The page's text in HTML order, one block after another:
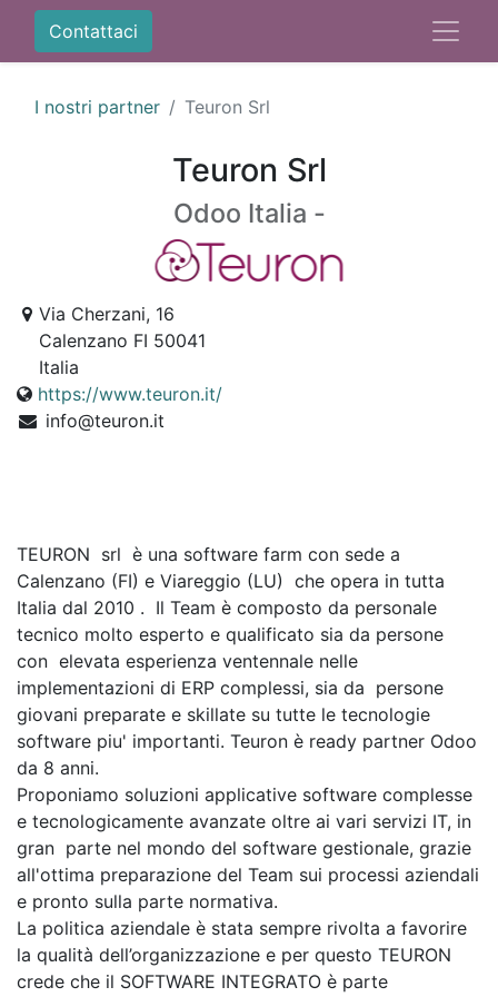
Contattaci
I nostri partner Teuron Srl
Teuron Srl
Odoo Italia -
Via Cherzani, 16
Calenzano FI 50041
Italia
https://www.teuron.it/
info@teuron.it
TEURON srl è una software farm con sede a
Calenzano (FI) e Viareggio (LU) che opera in tutta
Italia dal 2010 . Il Team è composto da personale
tecnico molto esperto e qualificato sia da persone
con elevata esperienza ventennale nelle
implementazioni di ERP complessi, sia da persone
giovani preparate e skillate su tutte le tecnologie
software piu' importanti. Teuron è ready partner Odoo
da 8 anni.
Proponiamo soluzioni applicative software complesse
e tecnologicamente avanzate oltre ai vari servizi IT, in
gran parte nel mondo del software gestionale, grazie
all'ottima preparazione del Team sui processi aziendali
e pronto sulla parte normativa.
La politica aziendale è stata sempre rivolta a favorire
la qualità dell’organizzazione e per questo TEURON
crede che il SOFTWARE INTEGRATO è parte